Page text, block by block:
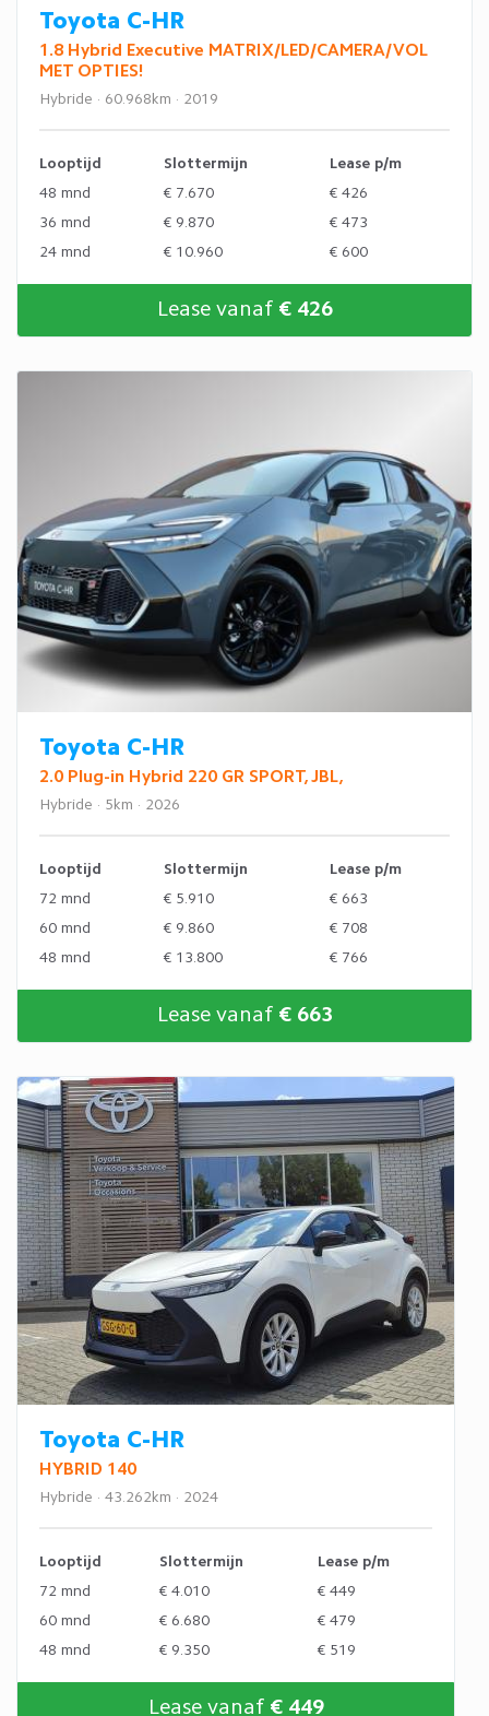
Toyota C-HR
1.8 Hybrid Executive MATRIX/LED/CAMERA/VOL
MET OPTIES!
Hybride · 60.968km · 2019
Looptijd Slottermijn
Lease p/m
48 mnd
€ 7.670
€ 426
36 mnd
€ 9.870
€ 473
24 mnd
€ 10.960 € 600
Lease vanaf € 426
Toyota C-HR
2.0 Plug-in Hybrid 220 GR SPORT, JBL,
Hybride · 5km · 2026
Looptijd Slottermijn
Lease p/m
72 mnd
€ 5.910
€ 663
60 mnd
€ 9.860
€ 708
48 mnd
€ 13.800 € 766
Lease vanaf € 663
Toyota C-HR
HYBRID 140
Hybride · 43.262km · 2024
Looptijd Slottermijn
Lease p/m
72 mnd
€ 4.010
€ 449
60 mnd
€ 6.680
€ 479
48 mnd
€ 9.350 € 519
Lease vanaf € 449